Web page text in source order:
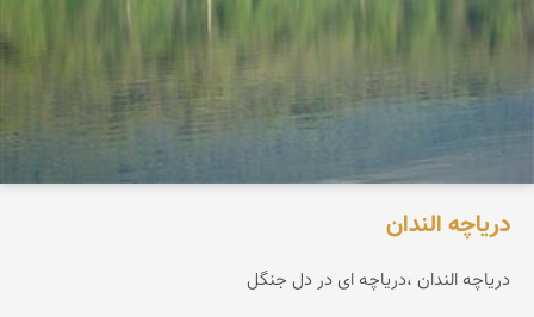
دریاچه الندان
دریاچه الندان ،دریاچه ای در دل جنگل